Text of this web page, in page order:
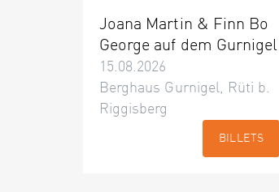
Joana Martin & Finn Bo
George auf dem Gurnigel
15.08.2026
Berghaus Gurnigel, Rüti b.
Riggisberg
BILLETS